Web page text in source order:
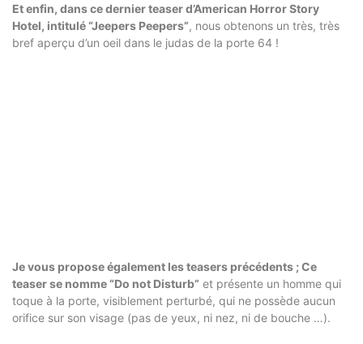
Et enfin, dans ce dernier teaser d’American Horror Story
Hotel, intitulé “Jeepers Peepers”, nous obtenons un très, très
bref aperçu d’un oeil dans le judas de la porte 64 !
Je vous propose également les teasers précédents ; Ce
teaser se nomme “Do not Disturb” et présente un homme qui
toque à la porte, visiblement perturbé, qui ne possède aucun
orifice sur son visage (pas de yeux, ni nez, ni de bouche …).